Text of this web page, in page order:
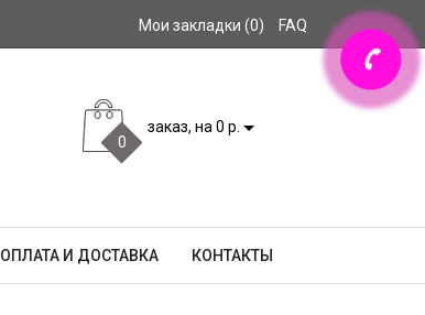
Мои закладки (0) FAQ
0
заказ, на 0 р.
ОПЛАТА И ДОСТАВКА КОНТАКТЫ